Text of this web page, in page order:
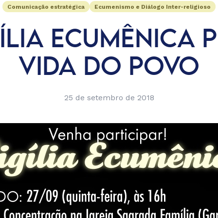
Comunicação estratégica Ecumenismo e Diálogo Inter-religioso
ECUMÊNICA
VIDA DO POVO
25 de setembro de 2018